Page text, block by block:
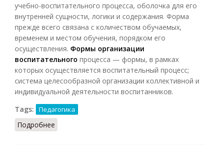
учебно-воспитательного процесса, оболочка для его
внутренней сущности, логики и содержания. Форма
прежде всего связана с количеством обучаемых,
временем и местом обучения, порядком его
осуществления. Формы организации
воспитательного процесса — формы, в рамках
которых осуществляется воспитательный процесс;
система целесообразной организации коллективной и
индивидуальной деятельности воспитанников.
Tags:
Педагогика
Подробнее